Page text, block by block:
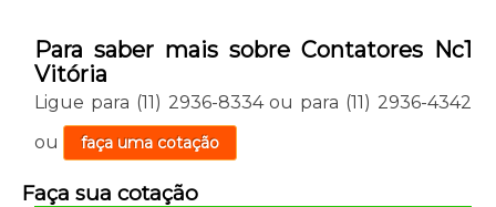
Para saber mais sobre Contatores Nc1
Vitória
Ligue para (11) 2936-8334ou para (11) 2936-4342
ou
faça uma cotação
Faça sua cotação